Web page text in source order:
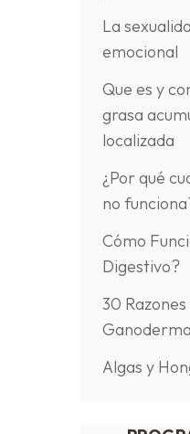
La
emocional
Que es y
grasa
localizada
¿Por qué
no
Cómo
Digestivo?
30
Algas y